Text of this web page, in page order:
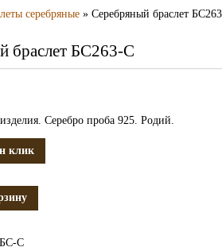
серебряные » Серебряный браслет
браслет БС263-С
Серебро проба 925. Родий.
клик
С